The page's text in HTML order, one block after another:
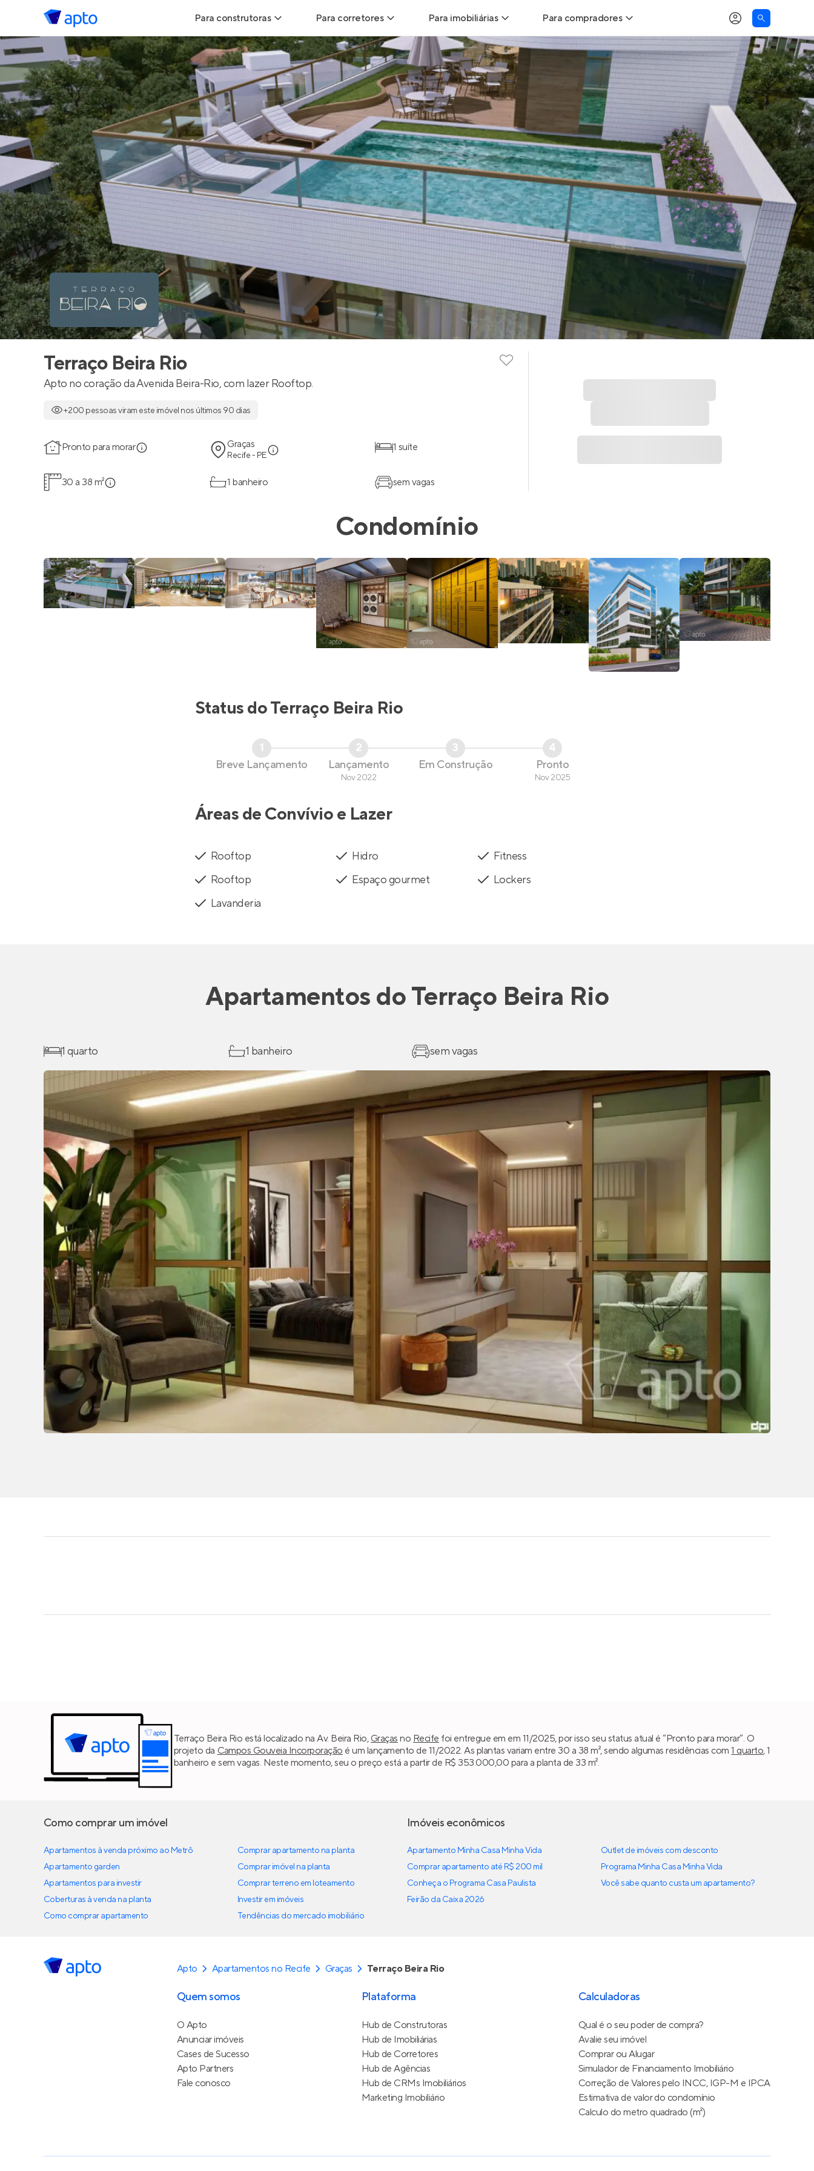
Para construtoras
Geração de Leads
Geração de Visitas
Geração de Vendas
Maiores Construtoras
Parcerias Imobiliárias
Anunciar Imóveis
Para corretores
Leads para Corretores
Corretor+
Parcerias imobiliárias
Hub de Corretores
Perfil Verificado
Anunciar imóveis
Para imobiliárias
Leads para Imobiliárias
Hub de imobiliárias
Anunciar imóveis
Para compradores
Buscar um imóvel novo
Calcule seu Poder de Compra
Comprar x Alugar
Correção do INCC
Simulador de Financiamento
Encontre um corretor
Terraço Beira Rio
Apto no coração da Avenida Beira-Rio, com lazer Rooftop.
+200 pessoas viram este imóvel nos últimos 90 dias
Pronto para morar Graças
Recife - PE
1 suíte
30 a 38 m² 1 banheiro sem vagas
Condomínio
Status doTerraço Beira Rio
1
Breve Lançamento
2
Lançamento
Nov 2022
3
Em Construção
4
Pronto
Nov 2025
Áreas de Convívio e Lazer
Rooftop Hidro
Fitness
Rooftop
Espaço gourmet
Lockers
Lavanderia
Apartamentos doTerraço Beira Rio
1 quarto 1 banheiro sem vagas
Terraço Beira Rio está localizado na Av. Beira Rio, Graças no Recife foi entregue em em 11/2025, por isso seu status atual é “Pronto para morar”. O
projeto da Campos Gouveia Incorporação é um lançamento de 11/2022. As plantas variam entre 30 a 38 m², sendo algumas residências com1 quarto, 1
banheiro e sem vagas. Neste momento, seu o preço está a partir de R$ 353.000,00 para a planta de 33 m².
Como comprar um imóvel
Apartamentos à venda próximo ao Metrô
Apartamento garden
Apartamentos para investir
Coberturas à venda na planta
Como comprar apartamento
Comprar apartamento na planta
Comprar imóvel na planta
Comprar terreno em loteamento
Investir em imóveis
Tendências do mercado imobiliário
Imóveis econômicos
Apartamento Minha Casa Minha Vida
Comprar apartamento até R$ 200 mil
Conheça o Programa Casa Paulista
Feirão da Caixa 2026
Outlet de imóveis com desconto
Programa Minha Casa Minha Vida
Você sabe quanto custa um apartamento?
Apto Apartamentos no Recife Graças Terraço Beira Rio
Quem somos
O Apto
Anunciar imóveis
Cases de Sucesso
Apto Partners
Fale conosco
Plataforma
Hub de Construtoras
Hub de Imobiliárias
Hub de Corretores
Hub de Agências
Hub de CRMs Imobiliários
Marketing Imobiliário
Calculadoras
Qual é o seu poder de compra?
Avalie seu imóvel
Comprar ou Alugar
Simulador de Financiamento Imobiliário
Correção de Valores pelo INCC, IGP-M e IPCA
Estimativa de valor do condomínio
Calculo do metro quadrado (m²)